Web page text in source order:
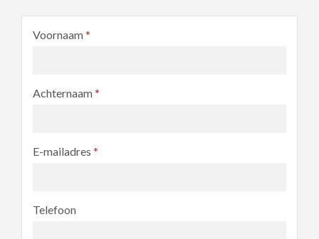
Voornaam*
Achternaam*
E-mailadres *
Telefoon